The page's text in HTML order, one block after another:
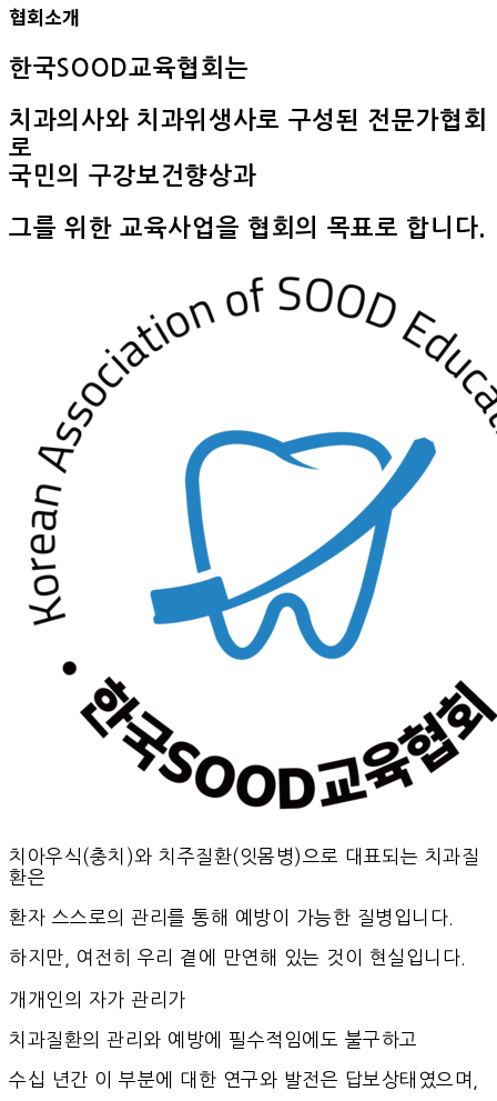
협회소개
한국SOOD교육협회는
치과의사와 치과위생사로 구성된 전문가협회
로
국민의 구강보건향상과
그를 위한 교육사업을 협회의 목표로 합니다.
치아우식(충치)와 치주질환(잇몸병)으로 대표되는 치과질
환은
환자 스스로의 관리를 통해 예방이 가능한 질병입니다.
하지만, 여전히 우리 곁에 만연해 있는 것이 현실입니다.
개개인의 자가 관리가
치과질환의 관리와 예방에 필수적임에도 불구하고
수십 년간 이 부분에 대한 연구와 발전은 답보상태였으며,